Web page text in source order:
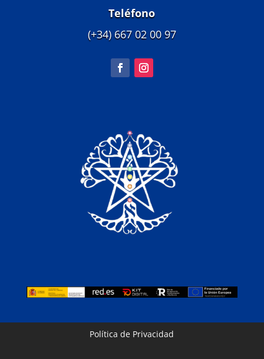
Teléfono
(+34) 667 02 00 97
Política de Privacidad